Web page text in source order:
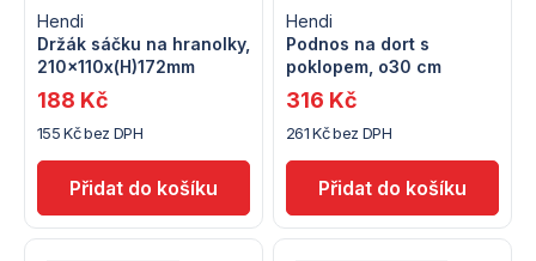
Držák sáčku na hranolky,
210x110x(H)172mm
Hendi
155 Kč bez DPH
188 Kč
Podnos na dort s
poklopem, o30 cm
Hendi
261 Kč bez DPH
316 Kč